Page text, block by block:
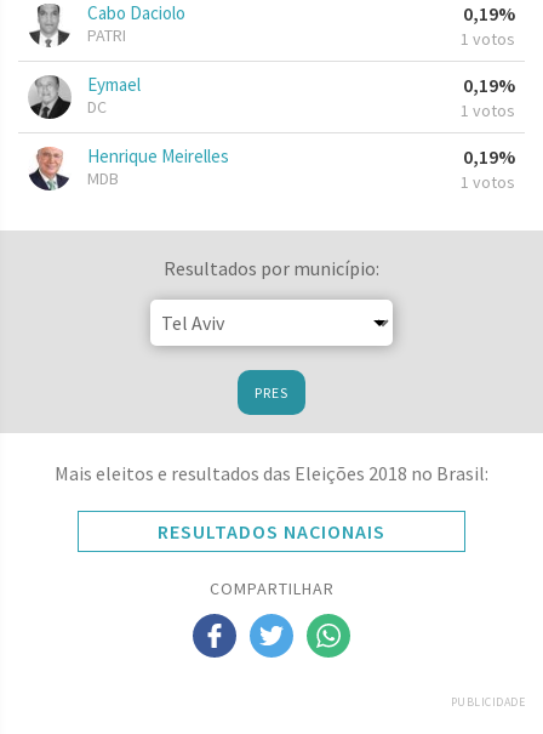
Cabo Daciolo
PATRI
0,19%
1 votos
Eymael
DC
0,19%
1 votos
Henrique Meirelles
MDB
0,19%
1 votos
Resultados por município:
PRES
Mais eleitos e resultados das Eleições 2018 no Brasil:
RESULTADOS NACIONAIS
COMPARTILHAR
PUBLICIDADE